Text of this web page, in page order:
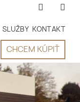
CHCEM KÚPIŤ
SLUŽBY KONTAKT